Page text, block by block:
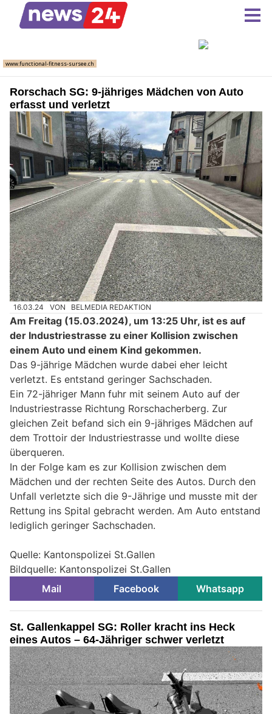
Rorschach SG: 9-jähriges Mädchen von Auto
erfasst und verletzt
16.03.24 VON BELMEDIA REDAKTION
Am Freitag (15.03.2024), um 13:25 Uhr, ist es auf
der Industriestrasse zu einer Kollision zwischen
einem Auto und einem Kind gekommen.
Das 9-jährige Mädchen wurde dabei eher leicht
verletzt. Es entstand geringer Sachschaden.
Ein 72-jähriger Mann fuhr mit seinem Auto auf der
Industriestrasse Richtung Rorschacherberg. Zur
gleichen Zeit befand sich ein 9-jähriges Mädchen auf
dem Trottoir der Industriestrasse und wollte diese
überqueren.
In der Folge kam es zur Kollision zwischen dem
Mädchen und der rechten Seite des Autos. Durch den
Unfall verletzte sich die 9-Jährige und musste mit der
Rettung ins Spital gebracht werden. Am Auto entstand
lediglich geringer Sachschaden.
Quelle: Kantonspolizei St.Gallen
Bildquelle: Kantonspolizei St.Gallen
Mail
Facebook Whatsapp
St. Gallenkappel SG: Roller kracht ins Heck
eines Autos – 64-Jähriger schwer verletzt